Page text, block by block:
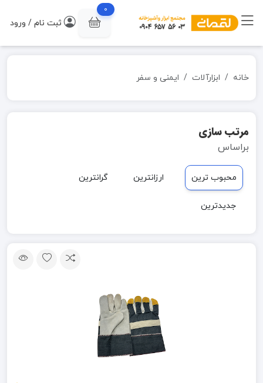
0
ثبت نام / ورود
خانه ابزارآلات ایمنی و سفر
مرتب سازی
براساس
محبوب ترین ارزانترین گرانترین
جدیدترین